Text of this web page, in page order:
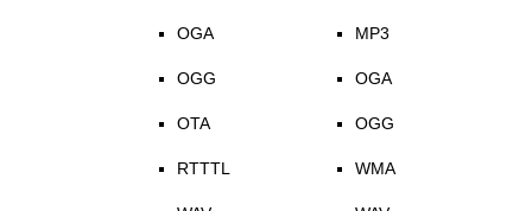
OGA
OGG
OTA
RTTTL
MP3
OGA
OGG
WMA